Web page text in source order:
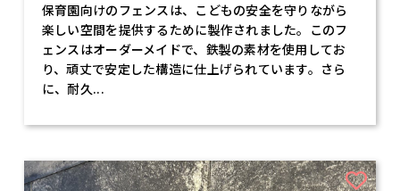
保育園向けのフェンスは、こどもの安全を守りながら
楽しい空間を提供するために製作されました。このフ
ェンスはオーダーメイドで、鉄製の素材を使用してお
り、頑丈で安定した構造に仕上げられています。さら
に、耐久...